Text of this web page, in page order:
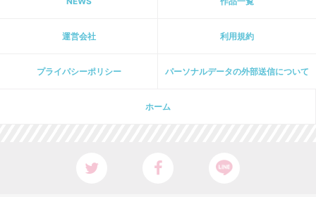
運営会社 利用規約
プライパシーポリシー パーソナルデータの外部送信について
ホーム